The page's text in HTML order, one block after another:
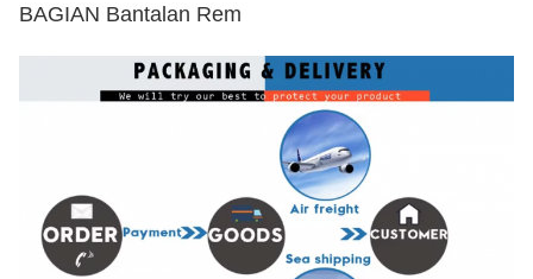
BAGIAN Bantalan Rem